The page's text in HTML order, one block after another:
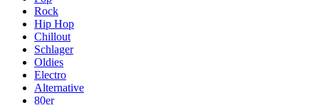
Rock
Hip Hop
Chillout
Schlager
Oldies
Electro
Alternative
80er